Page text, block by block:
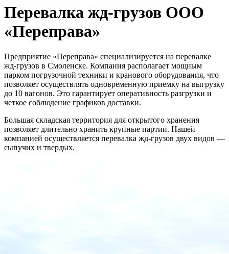
Перевалка жд-грузов ООО
«Переправа»
Предприятие «Переправа» специализируется на перевалке
жд-грузов в Смоленске. Компания располагает мощным
парком погрузочной техники и кранового оборудования, что
позволяет осуществлять одновременную приемку на выгрузку
до 10 вагонов. Это гарантирует оперативность разгрузки и
четкое соблюдение графиков доставки.
Большая складская территория для открытого хранения
позволяет длительно хранить крупные партии. Нашей
компанией осуществляется перевалка жд-грузов двух видов —
сыпучих и твердых.